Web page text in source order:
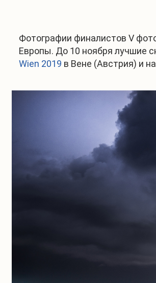
Фотографии финалистов V
Европы. До 10 ноября лучшие
Wien 2019 в Вене (Австрия) и